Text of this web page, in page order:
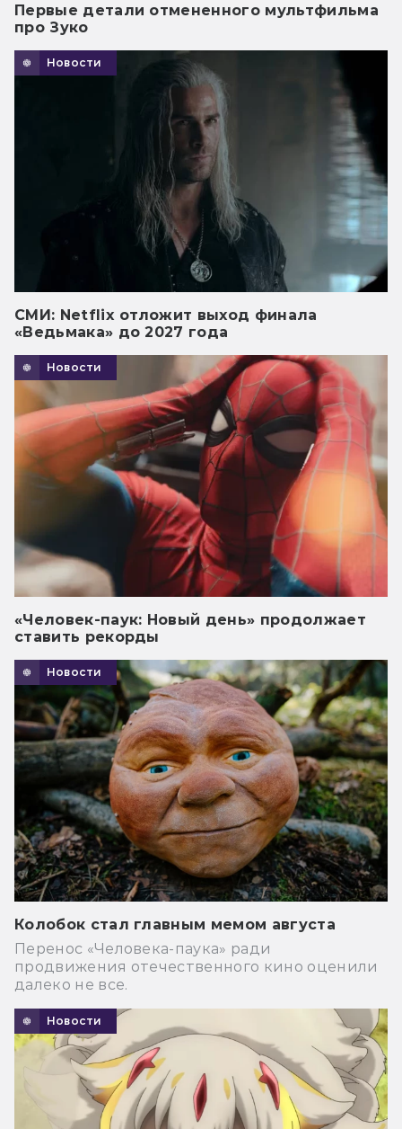
Первые детали отмененного мультфильма
про Зуко
Новости
СМИ: Netflix отложит выход финала
«Ведьмака» до 2027 года
Новости
«Человек-паук: Новый день» продолжает
ставить рекорды
Новости
Колобок стал главным мемом августа
Перенос «Человека-паука» ради
продвижения отечественного кино оценили
далеко не все.
Новости